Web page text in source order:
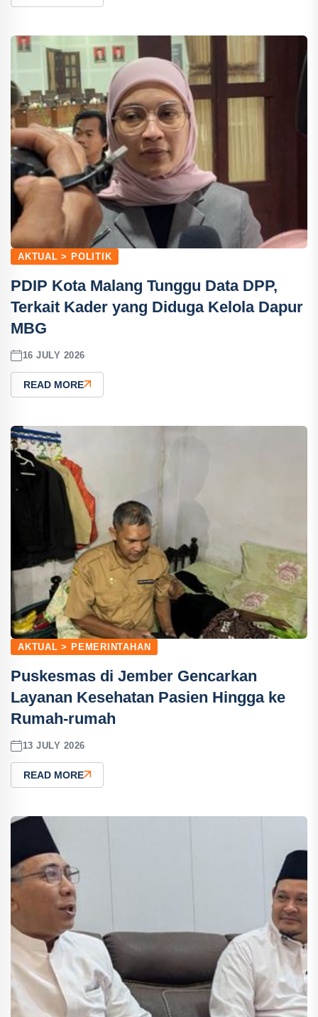
AKTUAL > POLITIK
PDIP Kota Malang Tunggu Data DPP,
Terkait Kader yang Diduga Kelola Dapur
MBG
16 JULY 2026
READ MORE
AKTUAL > PEMERINTAHAN
Puskesmas di Jember Gencarkan
Layanan Kesehatan Pasien Hingga ke
Rumah-rumah
13 JULY 2026
READ MORE